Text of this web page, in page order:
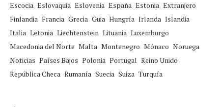
Escocia Eslovaquia Eslovenia España Estonia Extranjero
Finlandia Francia Grecia Guia Hungría Irlanda Islandia
Italia Letonia Liechtenstein Lituania Luxemburgo
Macedonia del Norte Malta Montenegro Mónaco Noruega
Noticias Países Bajos Polonia Portugal Reino Unido
República Checa Rumanía Suecia Suiza Turquía